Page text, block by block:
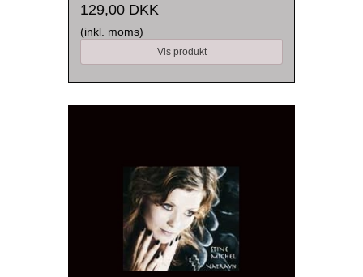
129,00 DKK
(inkl. moms)
Vis produkt